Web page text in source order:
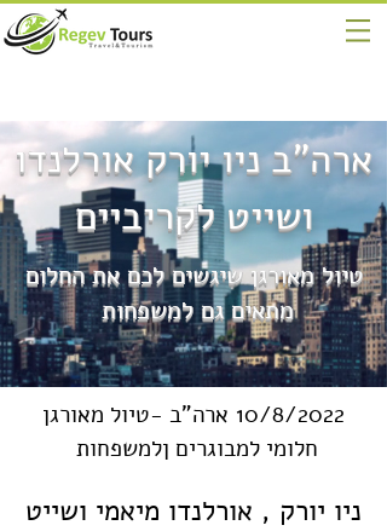
ארה"ב ניו יורק אורלנדו
ושייט לקריביים
טיול מאורגן שיגשים לכם את החלום
מתאים גם למשפחות
10/8/2022 ארה"ב -טיול מאורגן
חלומי למבוגרים ןלמשפחות
ניו יורק , אורלנדו מיאמי ושייט